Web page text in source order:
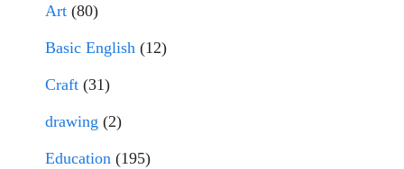
Art (80)
Basic English (12)
Craft (31)
drawing (2)
Education (195)